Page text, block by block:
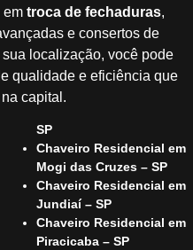
em troca de fechaduras,
e consertos de
localização, você pode
qualidade e eficiência que
capital.
SP
Chaveiro Residencial em
Mogi das Cruzes – SP
Chaveiro Residencial em
Jundiaí – SP
Chaveiro Residencial em
Piracicaba – SP